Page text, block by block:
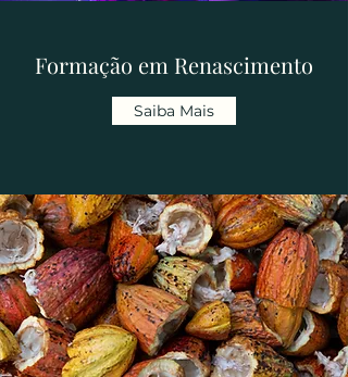
Formação em Renascimento
Saiba Mais